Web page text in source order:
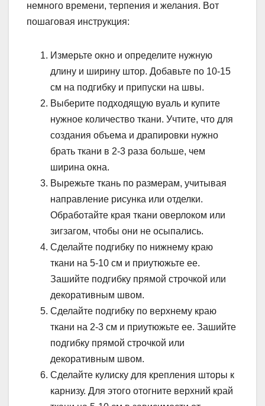
немного времени, терпения и желания. Вот
пошаговая инструкция:
Измерьте окно и определите нужную
длину и ширину штор. Добавьте по 10-15
см на подгибку и припуски на швы.
Выберите подходящую вуаль и купите
нужное количество ткани. Учтите, что для
создания объема и драпировки нужно
брать ткани в 2-3 раза больше, чем
ширина окна.
Вырежьте ткань по размерам, учитывая
направление рисунка или отделки.
Обработайте края ткани оверлоком или
зигзагом, чтобы они не осыпались.
Сделайте подгибку по нижнему краю
ткани на 5-10 см и приутюжьте ее.
Зашийте подгибку прямой строчкой или
декоративным швом.
Сделайте подгибку по верхнему краю
ткани на 2-3 см и приутюжьте ее. Зашийте
подгибку прямой строчкой или
декоративным швом.
Сделайте кулиску для крепления шторы к
карнизу. Для этого отогните верхний край